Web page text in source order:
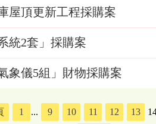
屋頂更新工程採購案
統2套」採購案
象儀5組」財物採購案
1 ... 9 10 11 12 13